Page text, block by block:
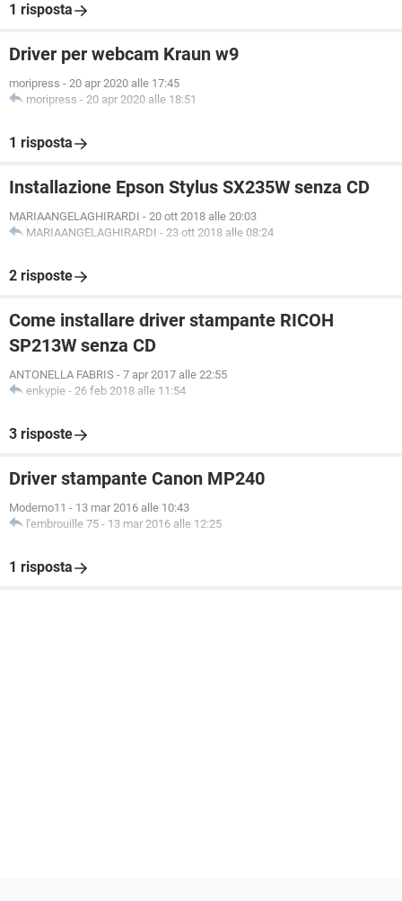
1 risposta
Driver per webcam Kraun w9
moripress - 20 apr 2020 alle 17:45
moripress - 20 apr 2020 alle 18:51
1 risposta
Installazione Epson Stylus SX235W senza CD
MARIAANGELAGHIRARDI - 20 ott 2018 alle 20:03
MARIAANGELAGHIRARDI - 23 ott 2018 alle 08:24
2 risposte
Come installare driver stampante RICOH
SP213W senza CD
ANTONELLA FABRIS - 7 apr 2017 alle 22:55
enkypie - 26 feb 2018 alle 11:54
3 risposte
Driver stampante Canon MP240
Moderno11 - 13 mar 2016 alle 10:43
l'embrouille 75 - 13 mar 2016 alle 12:25
1 risposta